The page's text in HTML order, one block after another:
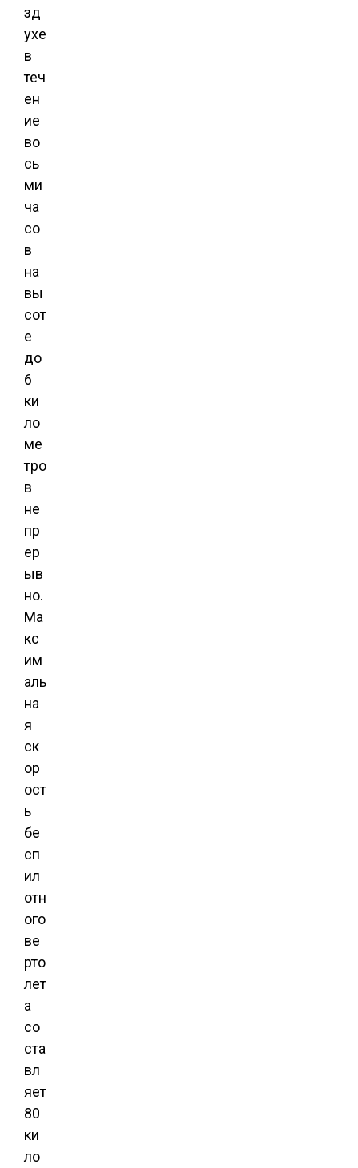
зд
ухе
в
теч
ен
ие
во
сь
ми
ча
со
в
на
вы
сот
е
до
6
ки
ло
ме
тро
в
не
пр
ер
ыв
но.
Ма
кс
им
аль
на
я
ск
ор
ост
ь
бе
сп
ил
отн
ого
ве
рто
лет
а
со
ста
вл
яет
80
ки
ло